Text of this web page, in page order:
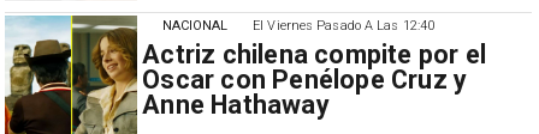
El Viernes Pasado A Las 12:40
Actriz chilena compite por el
Oscar con Penélope Cruz y
Anne Hathaway
NACIONAL